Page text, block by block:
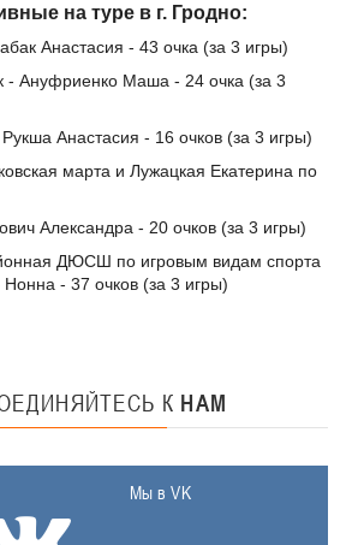
на туре в г. Гродно:
Анастасия - 43 очка (за 3 игры)
Ануфриенко Маша - 24 очка (за 3
Анастасия - 16 очков (за 3 игры)
марта и Лужацкая Екатерина по
Александра - 20 очков (за 3 игры)
ДЮСШ по игровым видам спорта
- 37 очков (за 3 игры)
К НАМ
Мы в VK